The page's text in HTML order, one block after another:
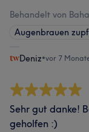
Behandelt von
Augenbrauen
Deniz•vor 7
Sehr gut danke!
geholfen :)